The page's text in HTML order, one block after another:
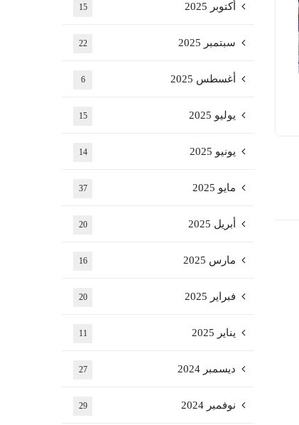
أكتوبر 2025 15
سبتمبر 2025 22
أغسطس 2025 6
يوليو 2025 15
يونيو 2025 14
مايو 2025 37
أبريل 2025 20
مارس 2025 16
فبراير 2025 20
يناير 2025 11
ديسمبر 2024 27
نوفمبر 2024 29